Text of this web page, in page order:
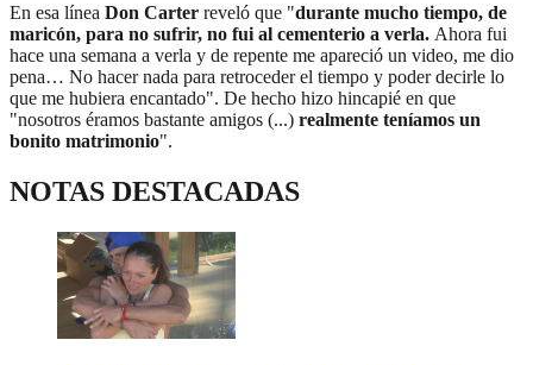
En esa línea Don Carter reveló que "durante mucho tiempo, de
maricón, para no sufrir, no fui al cementerio a verla. Ahora fui
hace una semana a verla y de repente me apareció un video, me dio
pena… No hacer nada para retroceder el tiempo y poder decirle lo
que me hubiera encantado". De hecho hizo hincapié en que
"nosotros éramos bastante amigos (...) realmente teníamos un
bonito matrimonio".
NOTAS DESTACADAS